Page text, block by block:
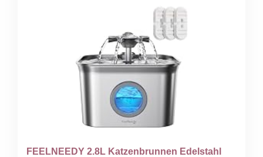
FEELNEEDY 2.8L Katzenbrunnen Edelstahl